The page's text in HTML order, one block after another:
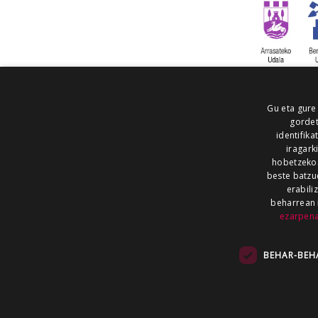
ALEA
NOAUA
Gu eta
hobetzeko.
beste
beharrean
BEHAR-